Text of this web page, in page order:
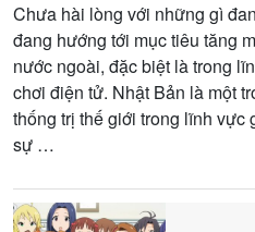
Chưa hài lòng với những gì
đang hướng tới mục tiêu tăng
nước ngoài, đặc biệt là trong
chơi điện tử. Nhật Bản là một
thống trị thế giới trong lĩnh vực
sự …